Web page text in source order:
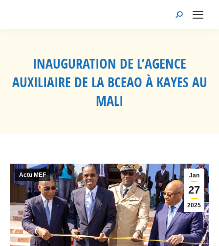
Recherche
:
INAUGURATION DE L’AGENCE
AUXILIAIRE DE LA BCEAO À KAYES AU
MALI
Jan
27
2025
Actu MEF